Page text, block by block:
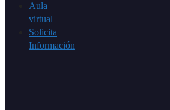
Aula
virtual
Solicita
Información